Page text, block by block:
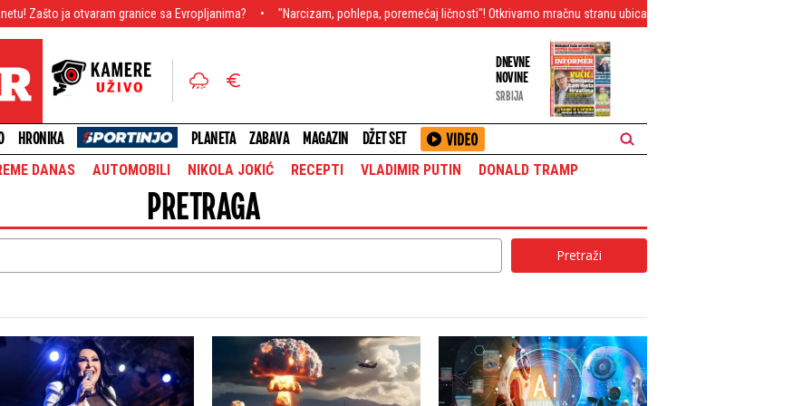
granice sa Evropljanima? "Narcizam, pohlepa, poremećaj ličnosti"! Otkrivamo mračnu stranu ubica iz koristoljublja: Žrtve doživljavaju kao plen, a
DNEVNE
NOVINE
SRBIJA
HRONIKA PLANETA ZABAVA MAGAZIN DŽET SET
DANAS AUTOMOBILI NIKOLA JOKIĆ RECEPTI VLADIMIR PUTIN DONALD TRAMP
PRETRAGA
Pretraži